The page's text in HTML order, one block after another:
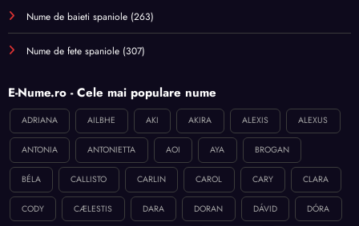
Nume de baieti spaniole (263)
Nume de fete spaniole (307)
E-Nume.ro - Cele mai populare nume
ADRIANA AILBHE AKI AKIRA ALEXIS ALEXUS
ANTONIA ANTONIETTA AOI AYA BROGAN
BÉLA CALLISTO CARLIN CAROL CARY CLARA
CODY CÆLESTIS DARA DORAN DÁVID DÓRA